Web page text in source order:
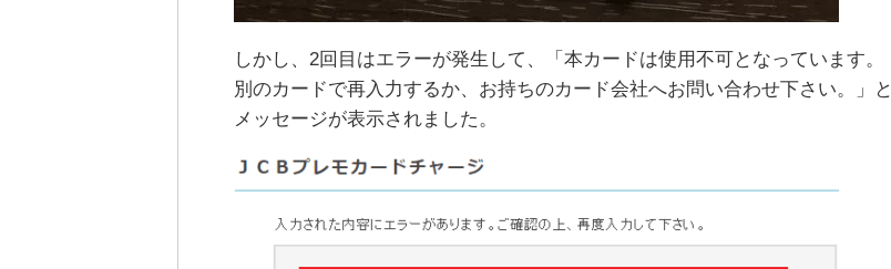
しかし、2回目はエラーが発生して、「本カードは使用不可となっています。
別のカードで再入力するか、お持ちのカード会社へお問い合わせ下さい。」と
メッセージが表示されました。